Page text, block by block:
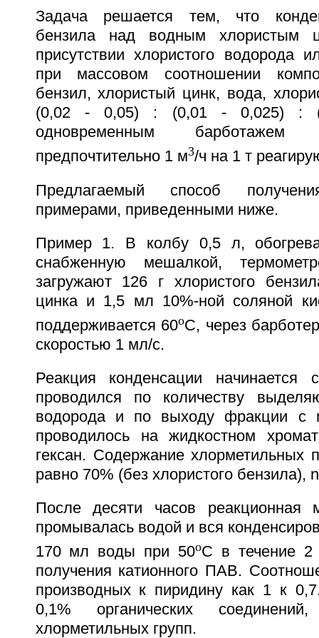
Задача решается тем, что
бензила над водным хлористым
присутствии хлористого водорода
при массовом соотношении
бензил, хлористый цинк, вода,
(0,02 - 0,05) : (0,01 - 0,025) :
одновременным барботажем
предпочтительно 1 м3/ч на 1 т
Предлагаемый способ
примерами, приведенными ниже.
Пример 1. В колбу 0,5 л,
снабженную мешалкой,
загружают 126 г хлористого
цинка и 1,5 мл 10%-ной соляной
поддерживается 60oC, через
скоростью 1 мл/с.
Реакция конденсации начинается
проводился по количеству
водорода и по выходу фракции с
проводилось на жидкостном
гексан. Содержание хлорметильных
равно 70% (без хлористого бензила),
После десяти часов реакционная
промывалась водой и вся
170 мл воды при 50oC в течение
получения катионного ПАВ.
производных к пиридину как 1 к
0,1% органических
хлорметильных групп.